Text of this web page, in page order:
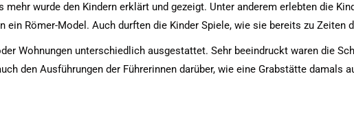
wurde den Kindern erklärt und gezeigt. Unter anderem erlebten die
Römer-Model. Auch durften die Kinder Spiele, wie sie bereits zu Zeiten
Wohnungen unterschiedlich ausgestattet. Sehr beeindruckt waren die
den Ausführungen der Führerinnen darüber, wie eine Grabstätte damals